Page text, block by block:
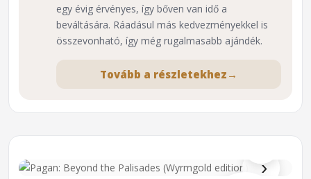
›
⌕
egy évig érvényes, így bőven van idő a
beváltására. Ráadásul más kedvezményekkel is
összevonható, így még rugalmasabb ajándék.
Tovább a részletekhez →